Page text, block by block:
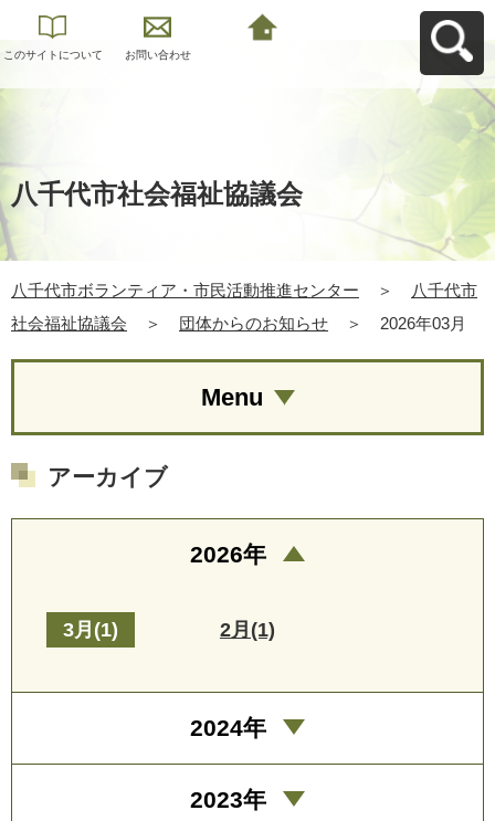
このサイトについて お問い合わせ
八千代市社会福祉協議会
八千代市ボランティア・市民活動推進センター ＞
八千代市
社会福祉協議会
＞ 団体からのお知らせ ＞ 2026年03月
Menu
アーカイブ
2026年
3月(1) 2月(1)
2024年
2023年